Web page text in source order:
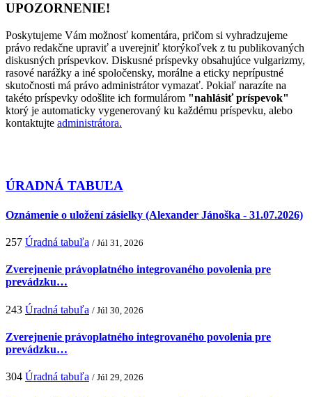
UPOZORNENIE!
Poskytujeme Vám možnosť komentára, pričom si vyhradzujeme
právo redakčne upraviť a uverejniť ktorýkoľvek z tu publikovaných
diskusných príspevkov. Diskusné príspevky obsahujúce vulgarizmy,
rasové narážky a iné spoločensky, morálne a eticky neprípustné
skutočnosti má právo administrátor vymazať. Pokiaľ narazíte na
takéto príspevky odošlite ich formulárom "nahlásiť príspevok"
ktorý je automaticky vygenerovaný ku každému príspevku, alebo
kontaktujte administrátora.
ÚRADNÁ TABUĽA
Oznámenie o uložení zásielky (Alexander Jánoška - 31.07.2026)
257 Úradná tabuľa / Júl 31, 2026
Zverejnenie právoplatného integrovaného povolenia pre
prevádzku…
243 Úradná tabuľa / Júl 30, 2026
Zverejnenie právoplatného integrovaného povolenia pre
prevádzku…
304 Úradná tabuľa / Júl 29, 2026